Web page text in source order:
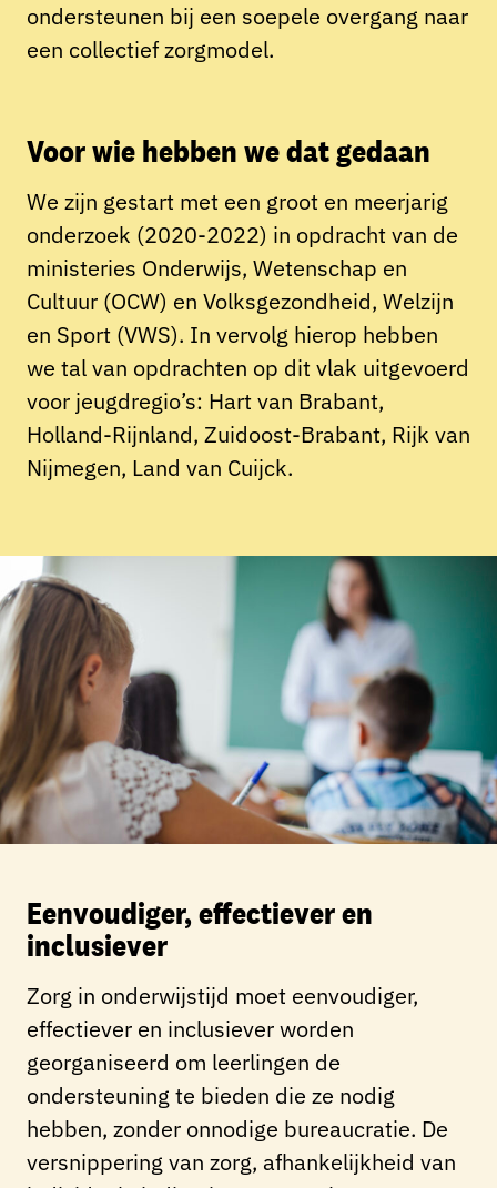
ondersteunen bij een soepele overgang naar
een collectief zorgmodel.
Voor wie hebben we dat gedaan
We zijn gestart met een groot en meerjarig
onderzoek (2020-2022) in opdracht van de
ministeries Onderwijs, Wetenschap en
Cultuur (OCW) en Volksgezondheid, Welzijn
en Sport (VWS). In vervolg hierop hebben
we tal van opdrachten op dit vlak uitgevoerd
voor jeugdregio’s: Hart van Brabant,
Holland-Rijnland, Zuidoost-Brabant, Rijk van
Nijmegen, Land van Cuijck.
Eenvoudiger, effectiever en
inclusiever
Zorg in onderwijstijd moet eenvoudiger,
effectiever en inclusiever worden
georganiseerd om leerlingen de
ondersteuning te bieden die ze nodig
hebben, zonder onnodige bureaucratie. De
versnippering van zorg, afhankelijkheid van